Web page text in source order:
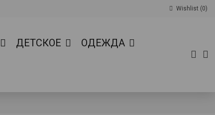
Wishlist (0)
ДЕТСКОЕ
ОДЕЖДА